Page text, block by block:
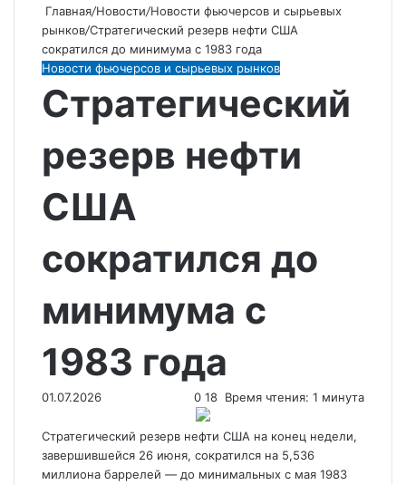
Главная/Новости/Новости фьючерсов и сырьевых
рынков/Стратегический резерв нефти США
сократился до минимума с 1983 года
Новости фьючерсов и сырьевых рынков
Стратегический
резерв нефти
США
сократился до
минимума с
1983 года
01.07.2026 0 18 Время чтения: 1 минута
Стратегический резерв нефти США на конец недели,
завершившейся 26 июня, сократился на 5,536
миллиона баррелей — до минимальных с мая 1983